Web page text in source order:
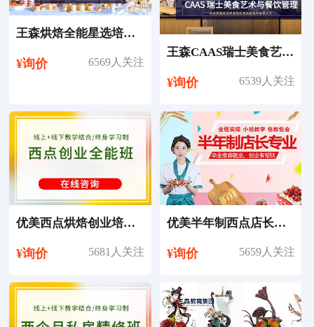
王森烘焙全能星选培训课程
¥询价 6569人关注
王森CAAS瑞士美食艺术与餐饮管理专业留学
¥询价 6539人关注
优美西点烘焙创业培训课程
¥询价 5681人关注
优美半年制西点店长培训课程
¥询价 5659人关注